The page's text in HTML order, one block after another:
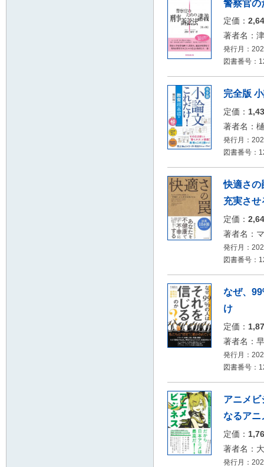
警察官の
定価：
著者名：
発行月：
図書番号：
完全版
定価：
著者名：
発行月：
図書番号：
快適さの
充実させ
定価：
著者名：
発行月：
図書番号：
なぜ、
け
定価：
著者名：
発行月：
図書番号：
アニメ
なるアニ
定価：
著者名：
発行月：